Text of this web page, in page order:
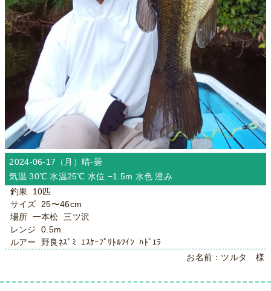
2024-06-17（月）晴-曇
気温 30℃ 水温25℃ 水位 −1.5m 水色 澄み
釣果 10匹
サイズ 25〜46cm
場所 一本松 三ツ沢
レンジ 0.5m
ルアー 野良ﾈｽﾞﾐ ｴｽｹｰﾌﾟﾘﾄﾙﾂｲﾝ ﾊﾄﾞｴﾗ
お名前：ツルタ 様